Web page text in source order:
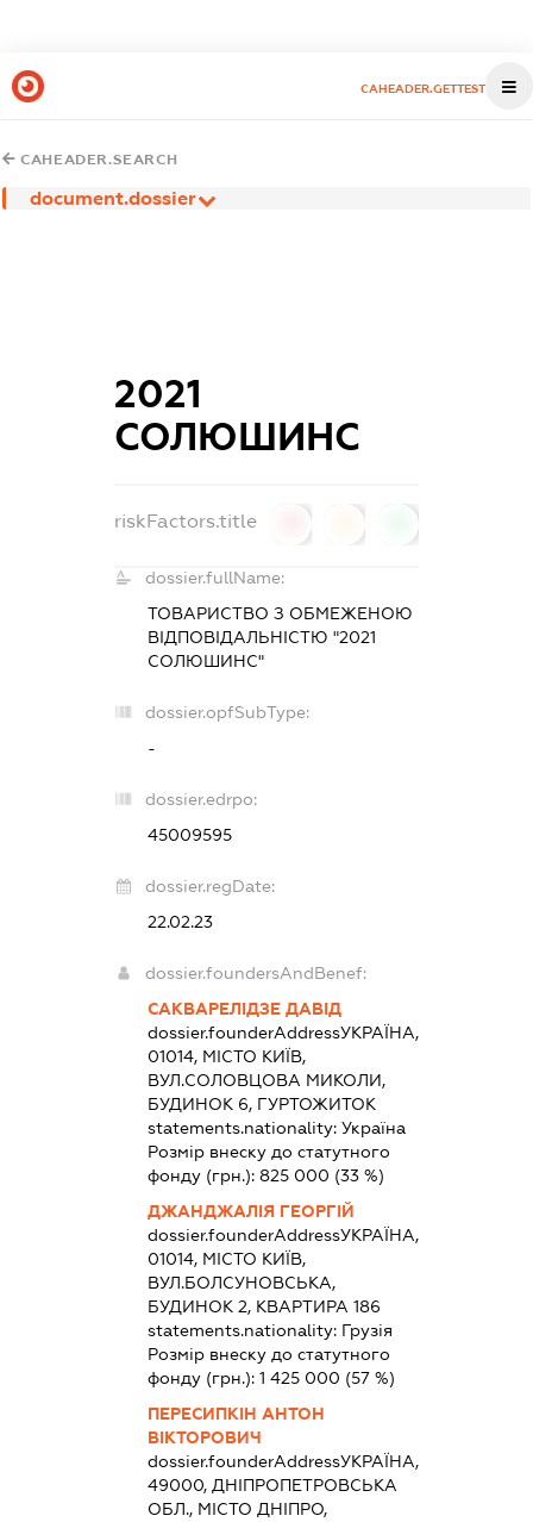
CAHEADER.GETTEST
CAHEADER.SEARCH
document.dossier
2021
СОЛЮШИНС
riskFactors.title
dossier.fullName:
ТОВАРИСТВО З ОБМЕЖЕНОЮ
ВІДПОВІДАЛЬНІСТЮ "2021
СОЛЮШИНС"
dossier.opfSubType:
-
dossier.edrpo:
45009595
dossier.regDate:
22.02.23
dossier.foundersAndBenef:
САКВАРЕЛІДЗЕ ДАВІД
dossier.founderAddressУКРАЇНА,
01014, МІСТО КИЇВ,
ВУЛ.СОЛОВЦОВА МИКОЛИ,
БУДИНОК 6, ГУРТОЖИТОК
statements.nationality: Україна
Розмір внеску до статутного
фонду (грн.): 825 000 (33 %)
ДЖАНДЖАЛІЯ ГЕОРГІЙ
dossier.founderAddressУКРАЇНА,
01014, МІСТО КИЇВ,
ВУЛ.БОЛСУНОВСЬКА,
БУДИНОК 2, КВАРТИРА 186
statements.nationality: Грузія
Розмір внеску до статутного
фонду (грн.): 1 425 000 (57 %)
ПЕРЕСИПКІН АНТОН
ВІКТОРОВИЧ
dossier.founderAddressУКРАЇНА,
49000, ДНІПРОПЕТРОВСЬКА
ОБЛ., МІСТО ДНІПРО,